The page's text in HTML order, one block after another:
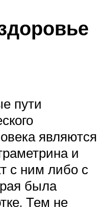
пути
являются
и
с ним либо с
была
Тем не